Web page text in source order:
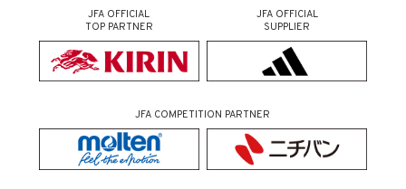
JFA OFFICIAL
TOP PARTNER
JFA OFFICIAL
SUPPLIER
JFA COMPETITION PARTNER